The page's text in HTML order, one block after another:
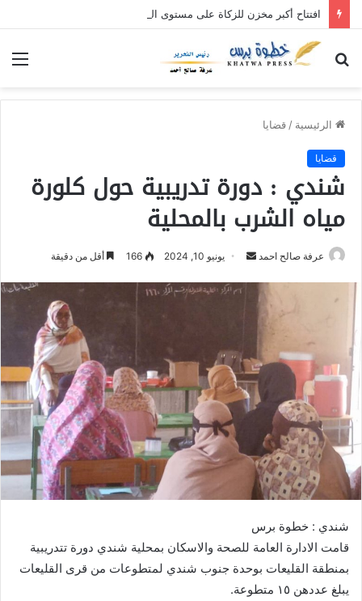
افتتاح أكبر مخزن للزكاة على مستوى السودان بولاية القضارف
الرئيسية / قضايا
قضايا
شندي : دورة تدريبية حول كلورة
مياه الشرب بالمحلية
عرفة صالح احمد
س
ر
ي
د
ا
ن
ي
ا
يونيو 10, 2024 166 أقل من دقيقة
شندي : خطوة برس
قامت الادارة العامة للصحة والاسكان بمحلية شندي دورة تتدريبية
بمنطقة القليعات بوحدة جنوب شندي لمتطوعات من قرى القليعات
يبلغ عددهن ١٥ متطوعة.